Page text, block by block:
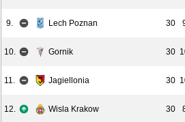
9. Lech Poznan 30
10. Gornik 30
11. Jagiellonia 30
12. Wisla Krakow 30